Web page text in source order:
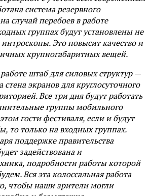
система резервного
случай перебоев в работе
группах будут установлены не
Это повысит качество и
крупногабаритных вещей.
штаб для силовых структур —
стена экранов для круглосуточного
Все три дня будут работать
группы мобильного
гости фестиваля, если и будут
то только на входных группах.
поддержке правительства
задействована и
подробности работы которой
Вся эта колоссальная работа
чтобы наши зрители могли